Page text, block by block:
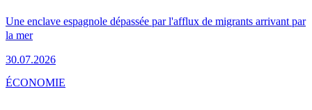
Une enclave espagnole dépassée par l'afflux de migrants arrivant par
la mer
30.07.2026
ÉCONOMIE